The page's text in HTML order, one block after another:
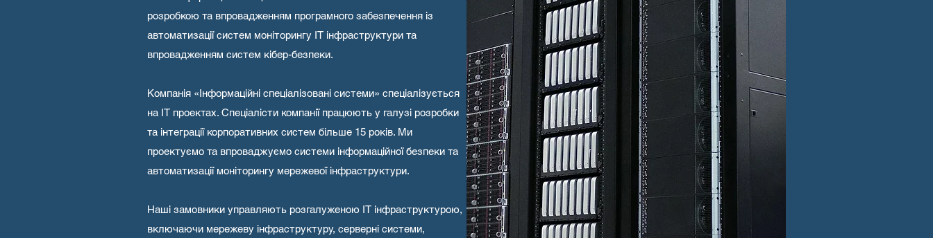
розробкою та впровадженням програмного забезпечення із
автоматизації систем моніторингу ІТ інфраструктури та
впровадженням систем кібер-безпеки.
Компанія «Інформаційні спеціалізовані системи» спеціалізується
на ІТ проектах. Спеціалісти компанії працюють у галузі розробки
та інтеграції корпоративних систем більше 15 років. Ми
проектуємо та впроваджуємо системи інформаційної безпеки та
автоматизації моніторингу мережевої інфраструктури.
Наші замовники управляють розгалуженою ІТ інфраструктурою,
включаючи мережеву інфраструктуру, серверні системи,